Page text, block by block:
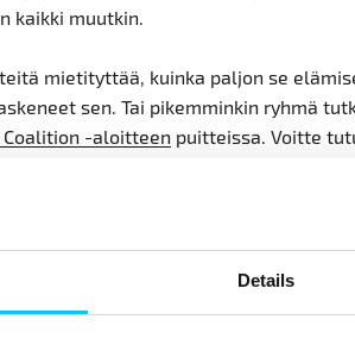
Details
kaikki muutkin.
mietityttää, kuinka paljon se
sen. Tai pikemminkin ryhmä
Coalition -aloitteen puitteissa. Voitte
kuuden vuoden kuluessa
tämä on liian pitkä aika, toisten
se on realistinen aikajana ottaen
elämiseen riittävän palkkatason välillä.